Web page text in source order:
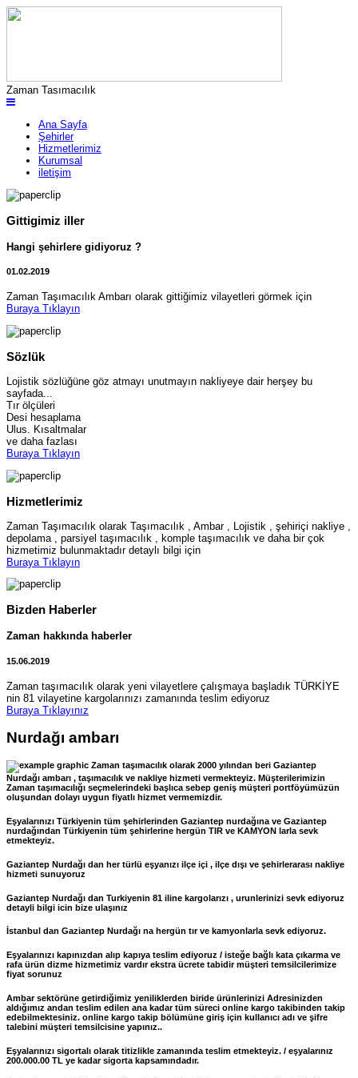
Zaman Tasımacılık
Ana Sayfa
Şehirler
Hizmetlerimiz
Kurumsal
iletişim
Gittigimiz iller
Hangi şehirlere gidiyoruz ?
01.02.2019
Zaman Taşımacılık Ambarı olarak gittiğimiz vilayetleri görmek için
Buraya Tıklayın
Sözlük
Lojistik sözlüğüne göz atmayı unutmayın nakliyeye dair herşey bu
sayfada...
Tır ölçüleri
Desi hesaplama
Ulus. Kısaltmalar
ve daha fazlası
Buraya Tıklayın
Hizmetlerimiz
Zaman Taşımacılık olarak Taşımacılık , Ambar , Lojistik , şehiriçi nakliye ,
depolama , parsiyel taşımacılık , komple taşımacılık ve daha bir çok
hizmetimiz bulunmaktadır detaylı bilgi için
Buraya Tıklayın
Bizden Haberler
Zaman hakkında haberler
15.06.2019
Zaman taşımacılık olarak yeni vilayetlere çalışmaya başladık TÜRKİYE
nin 81 vilayetine kargolarınızı zamanında teslim ediyoruz
Buraya Tıklayınız
Nurdağı ambarı
Zaman taşımacılık olarak 2000 yılından beri Gaziantep
Nurdağı ambarı , taşımacılık ve nakliye hizmeti vermekteyiz. Müşterilerimizin
Zaman taşımacılığı seçmelerindeki başlıca sebep geniş müşteri portföyümüzün
oluşundan dolayı uygun fiyatlı hizmet vermemizdir.
Eşyalarınızı Türkiyenin tüm şehirlerinden Gaziantep nurdağına ve Gaziantep
nurdağından Türkiyenin tüm şehirlerine hergün TIR ve KAMYON larla sevk
etmekteyiz.
Gaziantep Nurdağı dan her türlü eşyanızı ilçe içi , ilçe dışı ve şehirlerarası nakliye
hizmeti sunuyoruz
Gaziantep Nurdağı dan Turkiyenin 81 iline kargolarızı , urunlerinizi sevk ediyoruz
detayli bilgi icin bize ulaşınız
İstanbul dan Gaziantep Nurdağı na hergün tır ve kamyonlarla sevk ediyoruz.
Eşyalarınızı kapınızdan alıp kapıya teslim ediyoruz / isteğe bağlı kata çıkarma ve
rafa ürün dizme hizmetimiz vardır ekstra ücrete tabidir müşteri temsilcilerimize
fiyat sorunuz
Ambar sektörüne getirdiğimiz yeniliklerden biride ürünlerinizi Adresinizden
aldığımız andan teslim edilen ana kadar tüm süreci online kargo takibinden takip
edebilmektesiniz. online kargo takip bölümüne giriş için kullanıcı adı ve şifre
talebini müşteri temsilcisine yapınız..
Eşyalarınızı sigortalı olarak titizlikle zamanında teslim etmekteyiz. / eşyalarınız
200.000.00 TL ye kadar sigorta kapsamındadır.